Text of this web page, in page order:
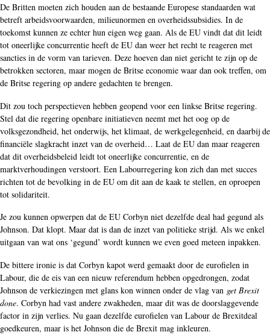
De Britten moeten zich houden aan de bestaande Europese standaarden wat
betreft arbeidsvoorwaarden, milieunormen en overheidssubsidies. In de
toekomst kunnen ze echter hun eigen weg gaan. Als de EU vindt dat dit leidt
tot oneerlijke concurrentie heeft de EU dan weer het recht te reageren met
sancties in de vorm van tarieven. Deze hoeven dan niet gericht te zijn op de
betrokken sectoren, maar mogen de Britse economie waar dan ook treffen, om
de Britse regering op andere gedachten te brengen.
Dit zou toch perspectieven hebben geopend voor een linkse Britse regering.
Stel dat die regering openbare initiatieven neemt met het oog op de
volksgezondheid, het onderwijs, het klimaat, de werkgelegenheid, en daarbij de
financiële slagkracht inzet van de overheid… Laat de EU dan maar reageren
dat dit overheidsbeleid leidt tot oneerlijke concurrentie, en de
marktverhoudingen verstoort. Een Labourregering kon zich dan met succes
richten tot de bevolking in de EU om dit aan de kaak te stellen, en oproepen
tot solidariteit.
Je zou kunnen opwerpen dat de EU Corbyn niet dezelfde deal had gegund als
Johnson. Dat klopt. Maar dat is dan de inzet van politieke strijd. Als we enkel
uitgaan van wat ons ‘gegund’ wordt kunnen we even goed meteen inpakken.
De bittere ironie is dat Corbyn kapot werd gemaakt door de eurofielen in
Labour, die de eis van een nieuw referendum hebben opgedrongen, zodat
Johnson de verkiezingen met glans kon winnen onder de vlag van get Brexit
done. Corbyn had vast andere zwakheden, maar dit was de doorslaggevende
factor in zijn verlies. Nu gaan dezelfde eurofielen van Labour de Brexitdeal
goedkeuren, maar is het Johnson die de Brexit mag inkleuren.